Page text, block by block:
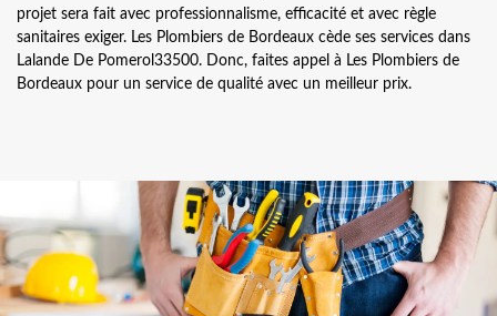
projet sera fait avec professionnalisme, efficacité et avec règle
sanitaires exiger. Les Plombiers de Bordeaux cède ses services dans
Lalande De Pomerol33500. Donc, faites appel à Les Plombiers de
Bordeaux pour un service de qualité avec un meilleur prix.